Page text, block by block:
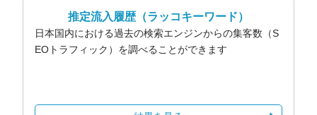
推定流入履歴（ラッコキーワード）
日本国内における過去の検索エンジンからの集客数（S
EOトラフィック）を調べることができます